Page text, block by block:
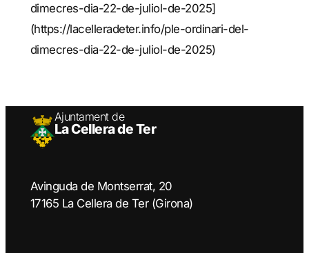
dimecres-dia-22-de-juliol-de-2025]
(https://lacelleradeter.info/ple-ordinari-del-
dimecres-dia-22-de-juliol-de-2025)
Ajuntament de
La Cellera de Ter
Avinguda de Montserrat, 20
17165 La Cellera de Ter (Girona)